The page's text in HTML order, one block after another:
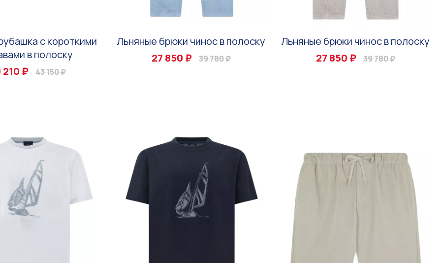
с короткими
в полоску
210 ₽
43 150 ₽
Льняные брюки чинос в полоску
27 850 ₽
39 780 ₽
Льняные брюки чинос в полоску
27 850 ₽
39 780 ₽